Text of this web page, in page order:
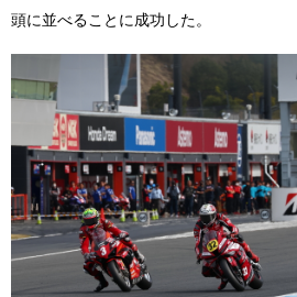
頭に並べることに成功した。